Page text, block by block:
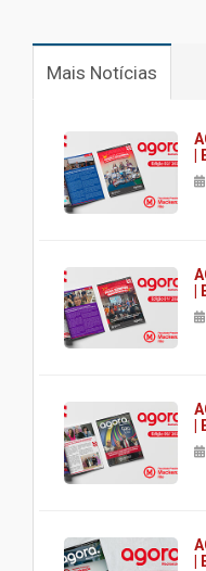
Mais Notícias